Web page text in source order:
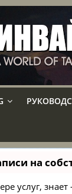
на
услуг,